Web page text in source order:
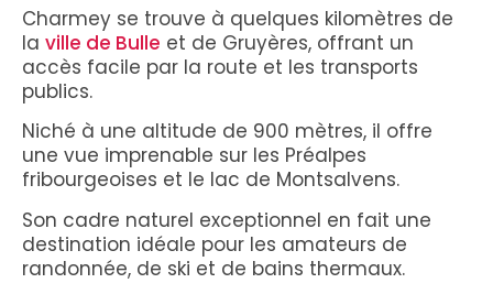
Charmey se trouve à quelques kilomètres de
la ville de Bulle et de Gruyères, offrant un
accès facile par la route et les transports
publics.
Niché à une altitude de 900 mètres, il offre
une vue imprenable sur les Préalpes
fribourgeoises et le lac de Montsalvens.
Son cadre naturel exceptionnel en fait une
destination idéale pour les amateurs de
randonnée, de ski et de bains thermaux.